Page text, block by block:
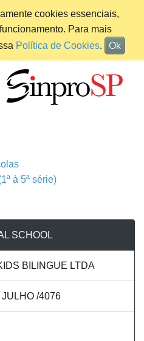
cookies essenciais,
Para mais
Política de Cookies. Ok
à 5ª série)
SCHOOL
BILINGUE LTDA
/4076